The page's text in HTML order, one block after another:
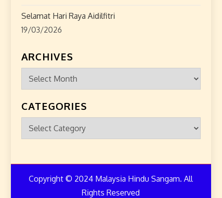
Selamat Hari Raya Aidilfitri
19/03/2026
ARCHIVES
Archives
CATEGORIES
Categories
Copyright © 2024 Malaysia Hindu Sangam. All
Rights Reserved